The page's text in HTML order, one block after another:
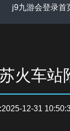
j9九游会登录首
火车站
2025-12-31